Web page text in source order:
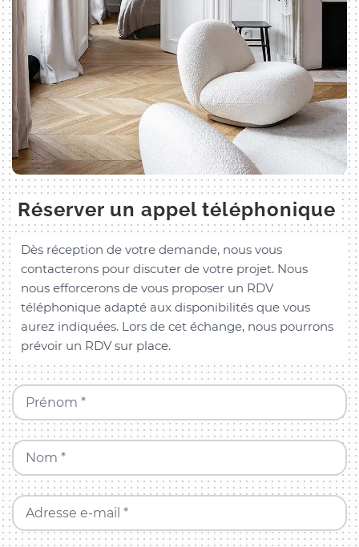
Réserver un appel téléphonique
Dès réception de votre demande, nous vous
contacterons pour discuter de votre projet. Nous
nous efforcerons de vous proposer un RDV
téléphonique adapté aux disponibilités que vous
aurez indiquées. Lors de cet échange, nous pourrons
prévoir un RDV sur place.
Prénom *
Nom *
Adresse e-mail *